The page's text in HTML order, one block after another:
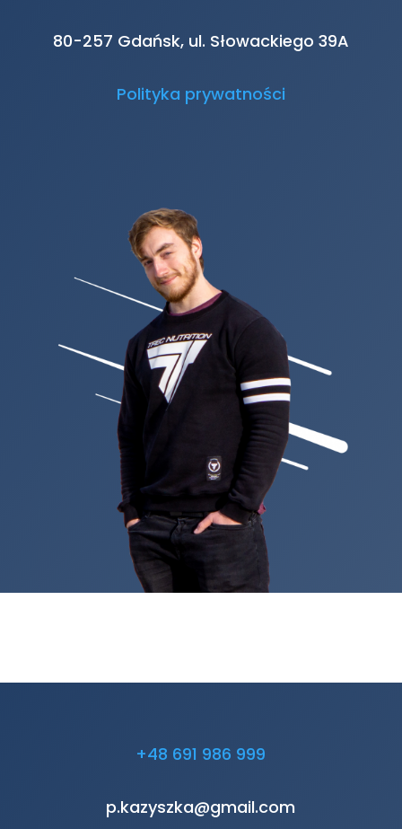
80-257 Gdańsk, ul. Słowackiego 39A
Polityka prywatności
+48 691 986 999
p.kazyszka@gmail.com